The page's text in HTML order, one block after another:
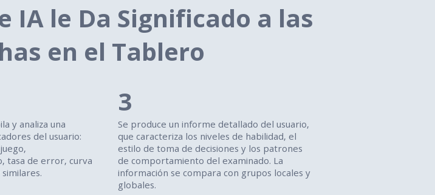
IA le Da Significado a las
en el Tablero
y analiza una
del usuario:
tasa de error, curva
3
Se produce un informe detallado del usuario,
que caracteriza los niveles de habilidad, el
estilo de toma de decisiones y los patrones
de comportamiento del examinado. La
información se compara con grupos locales y
globales.